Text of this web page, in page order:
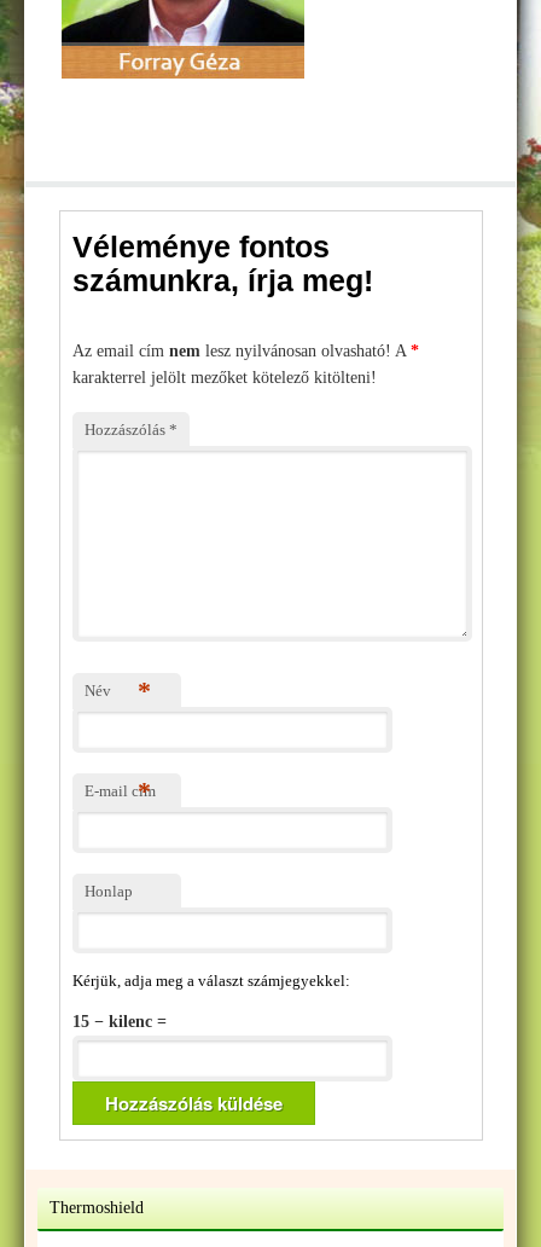
Műemlékvédelem – ThermoShield History
Hőszigetelések
Festés
Kültéri falfesték – mire ügyeljünk?
Beltéri falfestés – tippek és trükkök
Penészes ötletek
Véleménye fontos
számunkra, írja meg!
Az email cím nem lesz nyilvánosan olvasható! A *
karakterrel jelölt mezőket kötelező kitölteni!
Hozzászólás *
Név *
E-mail cím
*
Honlap
Kérjük, adja meg a választ számjegyekkel:
15 − kilenc =
Thermoshield